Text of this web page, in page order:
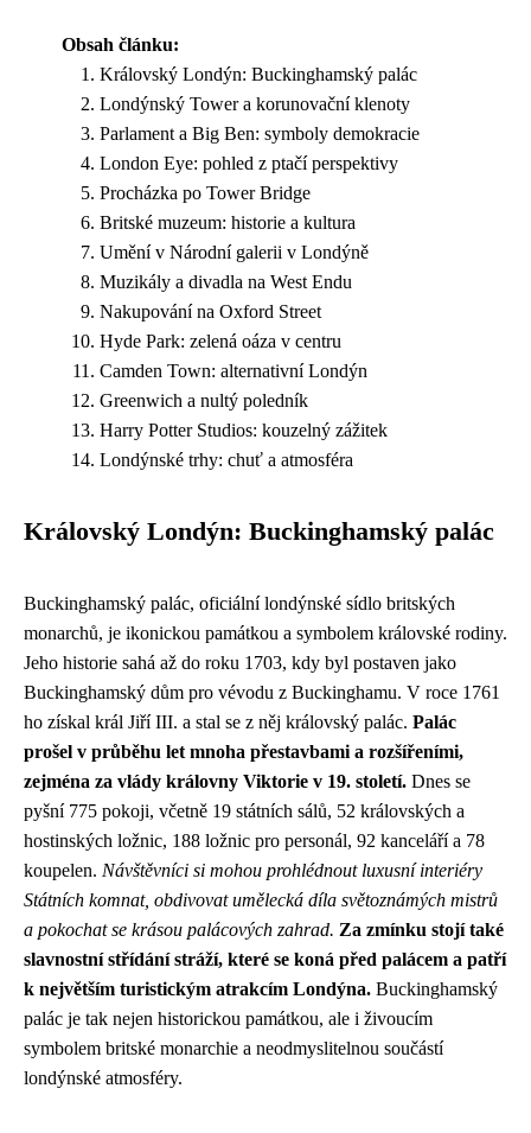
Obsah článku:
Královský Londýn: Buckinghamský palác
Londýnský Tower a korunovační klenoty
Parlament a Big Ben: symboly demokracie
London Eye: pohled z ptačí perspektivy
Procházka po Tower Bridge
Britské muzeum: historie a kultura
Umění v Národní galerii v Londýně
Muzikály a divadla na West Endu
Nakupování na Oxford Street
Hyde Park: zelená oáza v centru
Camden Town: alternativní Londýn
Greenwich a nultý poledník
Harry Potter Studios: kouzelný zážitek
Londýnské trhy: chuť a atmosféra
Královský Londýn: Buckinghamský palác
Buckinghamský palác, oficiální londýnské sídlo britských
monarchů, je ikonickou památkou a symbolem královské rodiny.
Jeho historie sahá až do roku 1703, kdy byl postaven jako
Buckinghamský dům pro vévodu z Buckinghamu. V roce 1761
ho získal král Jiří III. a stal se z něj královský palác. Palác
prošel v průběhu let mnoha přestavbami a rozšířeními,
zejména za vlády královny Viktorie v 19. století. Dnes se
pyšní 775 pokoji, včetně 19 státních sálů, 52 královských a
hostinských ložnic, 188 ložnic pro personál, 92 kanceláří a 78
koupelen. Návštěvníci si mohou prohlédnout luxusní interiéry
Státních komnat, obdivovat umělecká díla světoznámých mistrů
a pokochat se krásou palácových zahrad. Za zmínku stojí také
slavnostní střídání stráží, které se koná před palácem a patří
k největším turistickým atrakcím Londýna. Buckinghamský
palác je tak nejen historickou památkou, ale i živoucím
symbolem britské monarchie a neodmyslitelnou součástí
londýnské atmosféry.